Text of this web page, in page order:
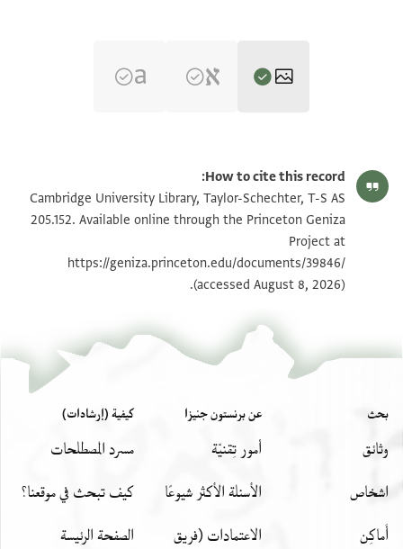
T-S AS 205.152 1v تكبير و تدوير
بيان أذونات الصورة
How to cite this record:
Cambridge University Library, Taylor-Schechter, T-S AS
205.152. Available online through the Princeton Geniza
Project at
https://geniza.princeton.edu/documents/39846/
(accessed August 8, 2026).
بحث
وثائق
اشخاص
أَماكِن
عن برنستون جنيزا
أمور تِقنيّة
الأسئلة الأكثر شيوعًا
الاعتمادات (فريق
كيفية (إرشادات)
مسرد المصطلحات
كيف تبحث في موقعنا؟
الصفحة الرئيسة